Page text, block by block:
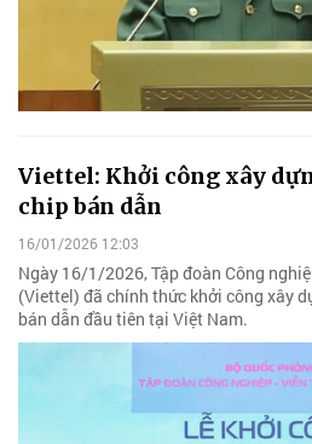
Viettel: Khởi công xây
chip bán dẫn
16/01/2026 12:03
Ngày 16/1/2026, Tập đoàn Công
(Viettel) đã chính thức khởi công xây
bán dẫn đầu tiên tại Việt Nam.